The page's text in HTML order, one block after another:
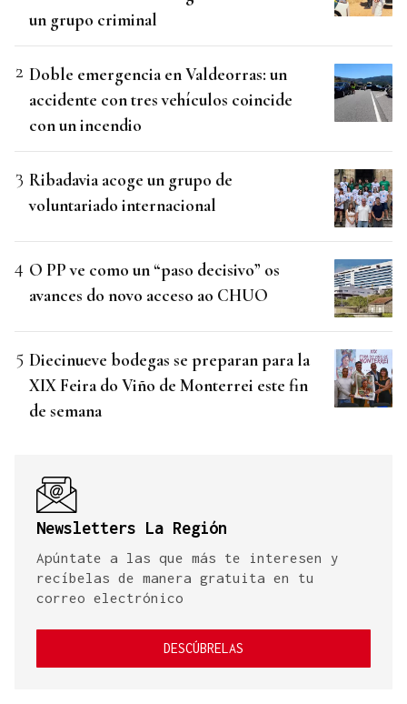
un grupo criminal
Doble emergencia en Valdeorras: un
accidente con tres vehículos coincide
con un incendio
Ribadavia acoge un grupo de
voluntariado internacional
O PP ve como un “paso decisivo” os
avances do novo acceso ao CHUO
Diecinueve bodegas se preparan para la
XIX Feira do Viño de Monterrei este fin
de semana
Newsletters La Región
Apúntate a las que más te interesen y
recíbelas de manera gratuita en tu
correo electrónico
DESCÚBRELAS